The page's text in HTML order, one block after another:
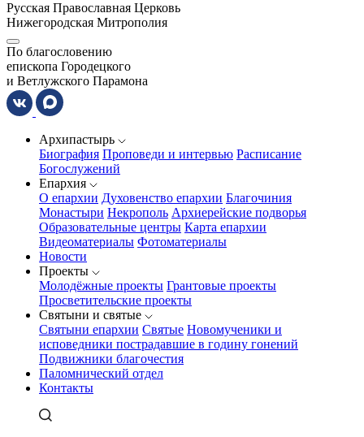
Русская Православная Церковь
Нижегородская Митрополия
По благословению
епископа Городецкого
и Ветлужского Парамона
Архипастырь
Биография Проповеди и интервью Расписание
Богослужений
Епархия
О епархии Духовенство епархии Благочиния
Монастыри Некрополь Архиерейские подворья
Образовательные центры Карта епархии
Видеоматериалы Фотоматериалы
Новости
Проекты
Молодёжные проекты Грантовые проекты
Просветительские проекты
Святыни и святые
Святыни епархии Святые Новомученики и
исповедники пострадавшие в годину гонений
Подвижники благочестия
Паломнический отдел
Контакты